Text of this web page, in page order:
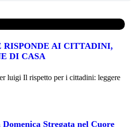
RISPONDE AI CITTADINI,
DI CASA
Stregata nel Cuore